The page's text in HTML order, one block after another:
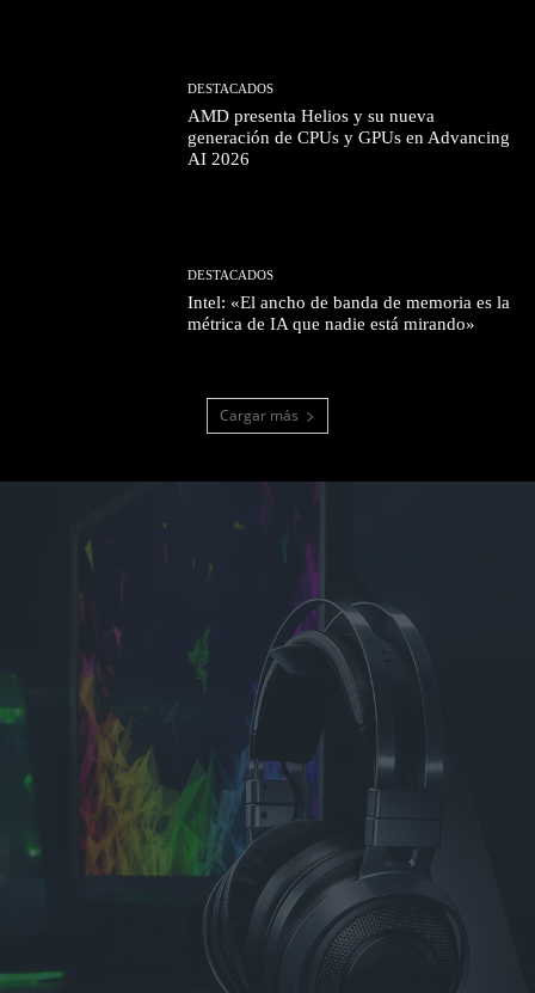
DESTACADOS
AMD presenta Helios y su nueva
generación de CPUs y GPUs en Advancing
AI 2026
DESTACADOS
Intel: «El ancho de banda de memoria es la
métrica de IA que nadie está mirando»
Cargar más